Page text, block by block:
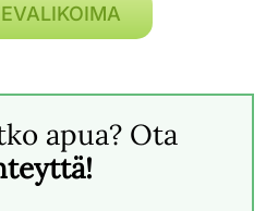
apua? Ota